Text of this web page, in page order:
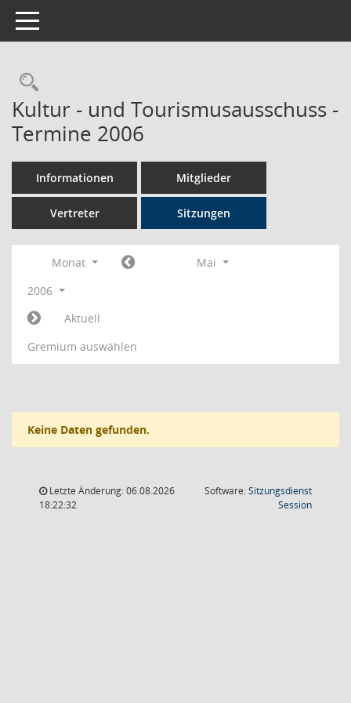
Toggle navigation
Rechercheauswahl
Kultur - und Tourismusausschuss -
Termine 2006
Informationen Mitglieder
Vertreter Sitzungen
Monat
Mai
2006
Aktuell
Gremium auswählen
Keine Daten gefunden.
Letzte Änderung: 06.08.2026
18:22:32
Software:Sitzungsdienst
Session(Wird in